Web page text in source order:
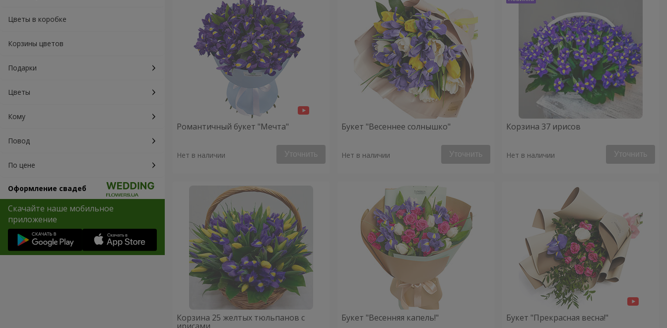
Цветы в коробке
Корзины цветов
Подарки
Цветы
Кому
Повод
По цене
Оформление свадеб
Скачайте наше мобильное
приложение
Романтичный букет "Мечта"
Нет в наличии Уточнить
Букет "Весеннее солнышко"
Нет в наличии Уточнить
Корзина 37 ирисов
Нет в наличии Уточнить
Корзина 25 желтых тюльпанов с Букет "Весенняя капель!" Букет "Прекрасная весна!"